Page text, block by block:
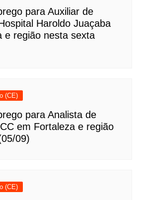
para Auxiliar de
Haroldo Juaçaba
e região nesta sexta
(CE)
para Analista de
em Fortaleza e região
09)
(CE)